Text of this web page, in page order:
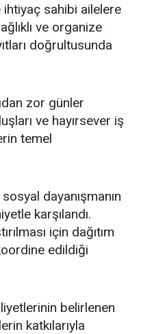
ihtiyaç sahibi ailelere
ve organize
doğrultusunda
zor günler
ve hayırsever iş
temel
dayanışmanın
karşılandı.
için dağıtım
edildiği
belirlenen
katkılarıyla